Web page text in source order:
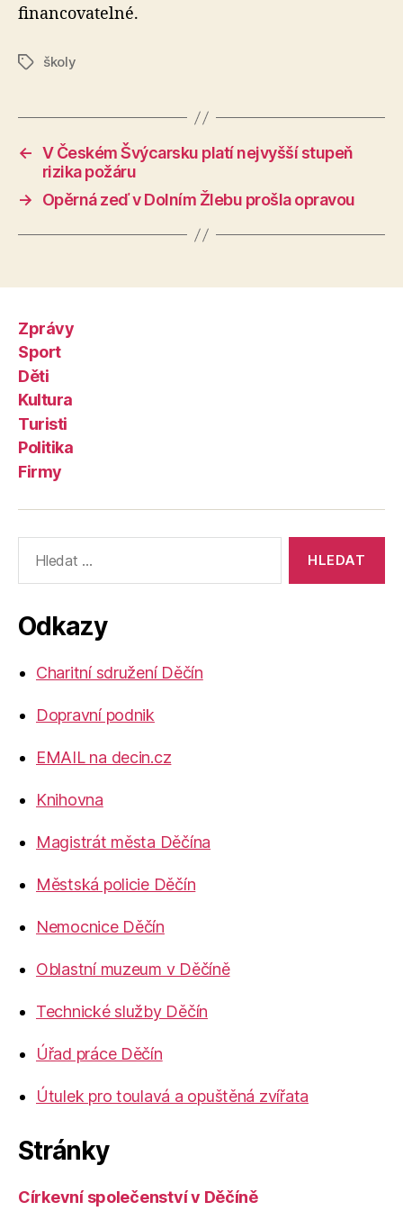
financovatelné.
Štítkyškoly
← V Českém Švýcarsku platí nejvyšší stupeň
rizika požáru
→
Opěrná zeď v Dolním Žlebu prošla opravou
Zprávy
Sport
Děti
Kultura
Turisti
Politika
Firmy
vyhledávání:
Odkazy
Charitní sdružení Děčín
Dopravní podnik
EMAIL na decin.cz
Knihovna
Magistrát města Děčína
Městská policie Děčín
Nemocnice Děčín
Oblastní muzeum v Děčíně
Technické služby Děčín
Úřad práce Děčín
Útulek pro toulavá a opuštěná zvířata
Stránky
Církevní společenství v Děčíně